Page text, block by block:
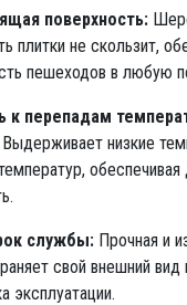
поверхность:
плитки не скользит,
пешеходов в любую
к перепадам
Выдерживает низкие
обеспечивая
службы: Прочная и
свой внешний вид
эксплуатации.